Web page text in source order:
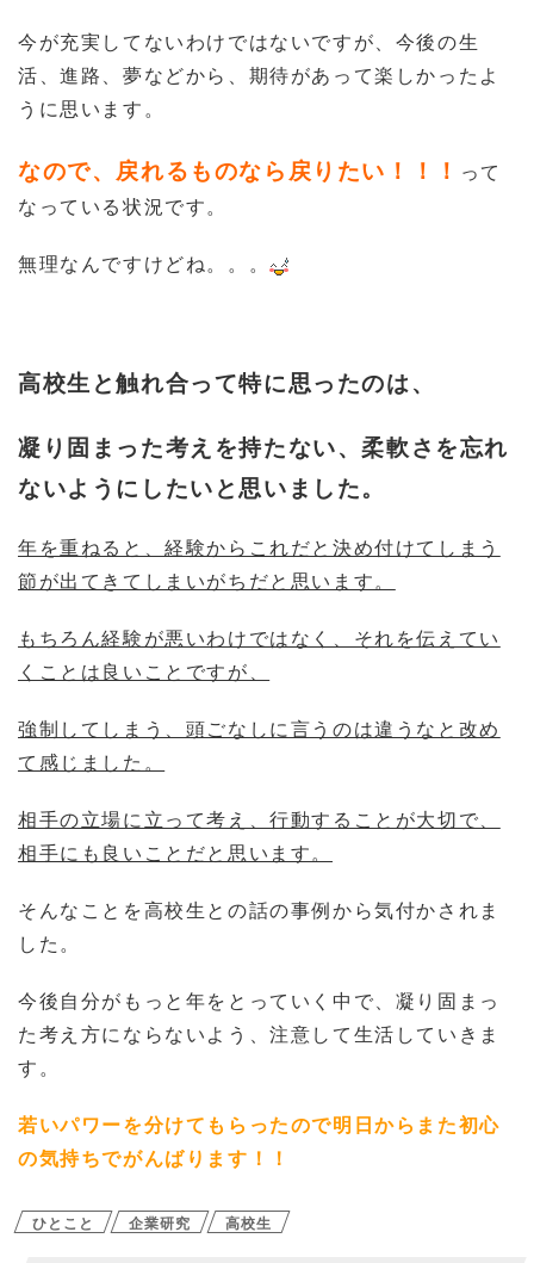
今が充実してないわけではないですが、今後の生
活、進路、夢などから、期待があって楽しかったよ
うに思います。
なので、戻れるものなら戻りたい！！！ って
なっている状況です。
無理なんですけどね。。。
高校生と触れ合って特に思ったのは、
凝り固まった考えを持たない、柔軟さを忘れ
ないようにしたいと思いました。
年を重ねると、経験からこれだと決め付けてしまう
節が出てきてしまいがちだと思います。
もちろん経験が悪いわけではなく、それを伝えてい
くことは良いことですが、
強制してしまう、頭ごなしに言うのは違うなと改め
て感じました。
相手の立場に立って考え、行動することが大切で、
相手にも良いことだと思います。
そんなことを高校生との話の事例から気付かされま
した。
今後自分がもっと年をとっていく中で、凝り固まっ
た考え方にならないよう、注意して生活していきま
す。
若いパワーを分けてもらったので明日からまた初心
の気持ちでがんばります！！
ひとこと 企業研究 高校生